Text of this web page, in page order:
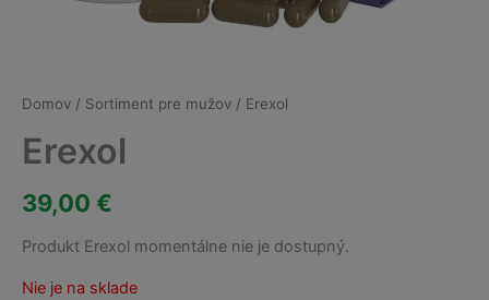
Domov / Sortiment pre mužov / Erexol
Erexol
39,00 €
Produkt Erexol momentálne nie je dostupný.
Nie je na sklade